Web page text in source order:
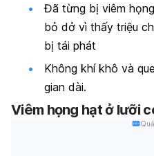
Đã từng bị viêm
bỏ dở vì thấy triệu
bị tái phát
Không khí khô và
gian dài.
Viêm họng hạt ở lưỡi